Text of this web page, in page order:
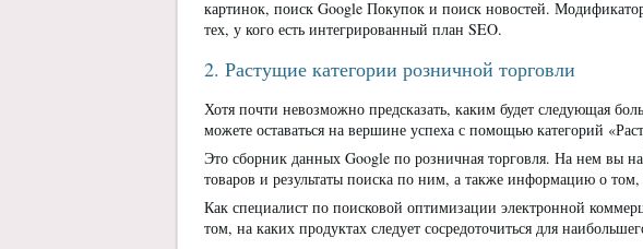
картинок, поиск Google Покупок и поиск новостей.
тех, у кого есть интегрированный план SEO.
2. Растущие категории розничной торговли
Хотя почти невозможно предсказать, каким будет следующая
можете оставаться на вершине успеха с помощью категорий
Это сборник данных Google по розничная торговля. На нем вы
товаров и результаты поиска по ним, а также информацию о
Как специалист по поисковой оптимизации электронной
том, на каких продуктах следует сосредоточиться для